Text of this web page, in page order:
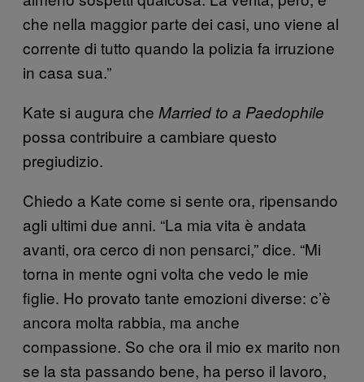
che nella maggior parte dei casi, uno viene al
corrente di tutto quando la polizia fa irruzione
in casa sua.”
Kate si augura che Married to a Paedophile
possa contribuire a cambiare questo
pregiudizio.
Chiedo a Kate come si sente ora, ripensando
agli ultimi due anni. “La mia vita è andata
avanti, ora cerco di non pensarci,” dice. “Mi
torna in mente ogni volta che vedo le mie
figlie. Ho provato tante emozioni diverse: c’è
ancora molta rabbia, ma anche
compassione. So che ora il mio ex marito non
se la sta passando bene, ha perso il lavoro,